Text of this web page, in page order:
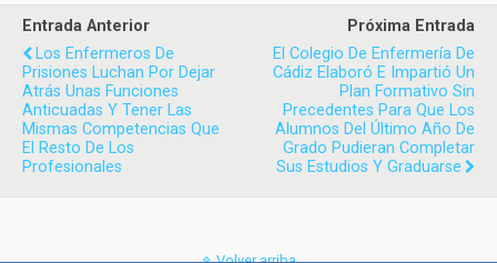
Entrada Anterior
Los Enfermeros De
Prisiones Luchan Por Dejar
Atrás Unas Funciones
Anticuadas Y Tener Las
Mismas Competencias Que
El Resto De Los
Profesionales
Próxima Entrada
El Colegio De Enfermería De
Cádiz Elaboró E Impartió Un
Plan Formativo Sin
Precedentes Para Que Los
Alumnos Del Último Año De
Grado Pudieran Completar
Sus Estudios Y Graduarse